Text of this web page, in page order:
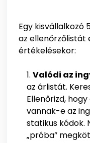
Egy
az ellenőrzőlistát
értékelésekor:
Valódi az
az árlistát.
Ellenőrizd,
vannak-e az
statikus kódok.
„próba”